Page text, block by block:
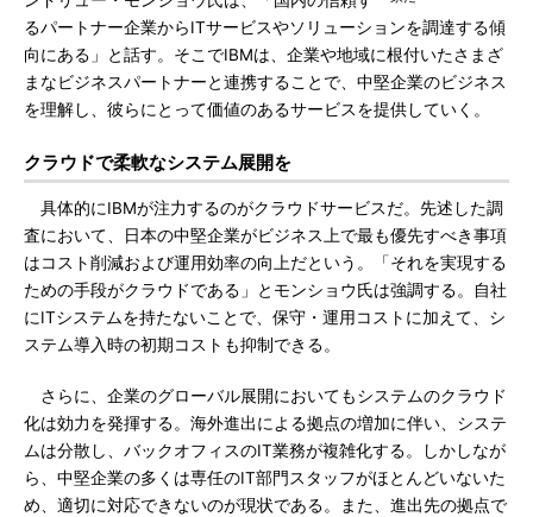
るパートナー企業からITサービスやソリューションを調達する傾
向にある」と話す。そこでIBMは、企業や地域に根付いたさまざ
まなビジネスパートナーと連携することで、中堅企業のビジネス
を理解し、彼らにとって価値のあるサービスを提供していく。
クラウドで柔軟なシステム展開を
具体的にIBMが注力するのがクラウドサービスだ。先述した調
査において、日本の中堅企業がビジネス上で最も優先すべき事項
はコスト削減および運用効率の向上だという。「それを実現する
ための手段がクラウドである」とモンショウ氏は強調する。自社
にITシステムを持たないことで、保守・運用コストに加えて、シ
ステム導入時の初期コストも抑制できる。
さらに、企業のグローバル展開においてもシステムのクラウド
化は効力を発揮する。海外進出による拠点の増加に伴い、システ
ムは分散し、バックオフィスのIT業務が複雑化する。しかしなが
ら、中堅企業の多くは専任のIT部門スタッフがほとんどいないた
め、適切に対応できないのが現状である。また、進出先の拠点で